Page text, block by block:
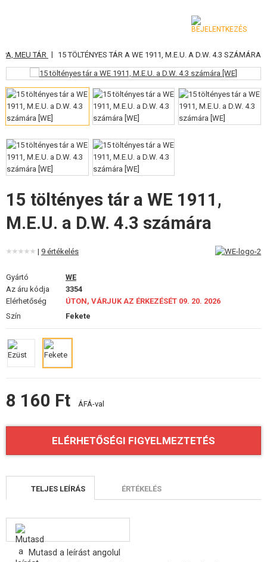
KATEGÓRIA
AIRSOFT FEGYVEREK
LÉGFEGYVEREK, CSÚZLIK
GRÁNÁTVETŐK, GRÁNÁTOK
LÖVEDÉK, GÁZ
AKKUMULÁTOROK, TÖLTŐK
TÁRAK
SZEMÜVEGEK, MASZKOK
FELSZERELÉS, EGYENRUHA, TOKOK
ÁLCÁZÁS, FESTÉK, SZALAG
KIEGÉSZÍTŐK, HORDSZÍJAK
FEGYVER JAVÍTÁS ÉS KARBANTARTÁS
ÖNVÉDELMI FELSZERELÉSEK, KÉPZÉS, KÉSEK
OUTDOOR, BUSHCRAFT
ÉLELMISZER
ÉPÍTŐKÉSZLETEK, MODELLEK
MEU TÁR | 15 TÖLTÉNYES TÁR A WE 1911, M.E.U. A D.W. 4.3 SZÁMÁRA
15 töltényes tár a WE 1911,
M.E.U. a D.W. 4.3 számára
| 9 értékelés
Gyártó
WE
Az áru kódja
3354
Elérhetőség
ÚTON, VÁRJUK AZ ÉRKEZÉSÉT 09. 20. 2026
Szín
Fekete
8 160 Ft ÁFÁ-val
ELÉRHETŐSÉGI FIGYELMEZTETÉS
TELJES LEÍRÁS ÉRTÉKELÉS
Mutasd a leírást angolul